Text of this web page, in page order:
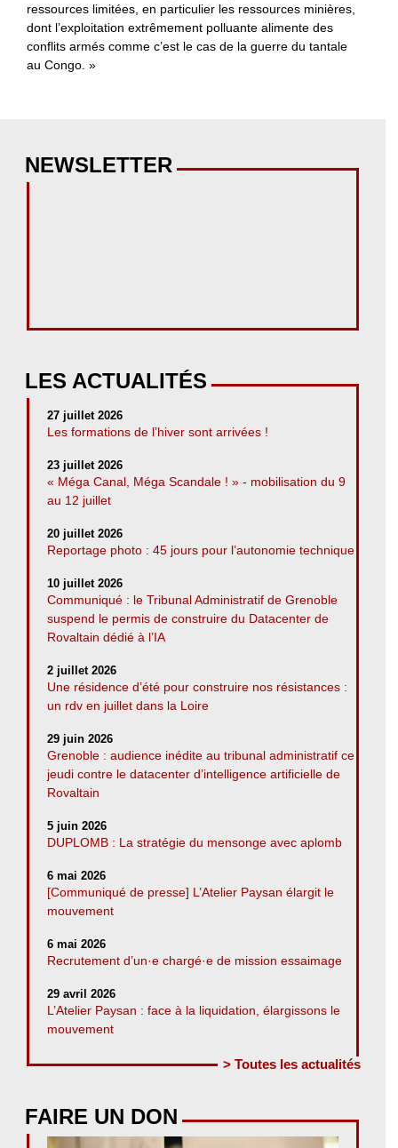
ressources limitées, en particulier les ressources minières,
dont l’exploitation extrêmement polluante alimente des
conflits armés comme c’est le cas de la guerre du tantale
au Congo. »
NEWSLETTER
LES ACTUALITÉS
27 juillet 2026
Les formations de l’hiver sont arrivées !
23 juillet 2026
« Méga Canal, Méga Scandale ! » - mobilisation du 9
au 12 juillet
20 juillet 2026
Reportage photo : 45 jours pour l’autonomie technique
10 juillet 2026
Communiqué : le Tribunal Administratif de Grenoble
suspend le permis de construire du Datacenter de
Rovaltain dédié à l’IA
2 juillet 2026
Une résidence d’été pour construire nos résistances :
un rdv en juillet dans la Loire
29 juin 2026
Grenoble : audience inédite au tribunal administratif ce
jeudi contre le datacenter d’intelligence artificielle de
Rovaltain
5 juin 2026
DUPLOMB : La stratégie du mensonge avec aplomb
6 mai 2026
[Communiqué de presse] L’Atelier Paysan élargit le
mouvement
6 mai 2026
Recrutement d’un·e chargé·e de mission essaimage
29 avril 2026
L’Atelier Paysan : face à la liquidation, élargissons le
mouvement
> Toutes les actualités
FAIRE UN DON